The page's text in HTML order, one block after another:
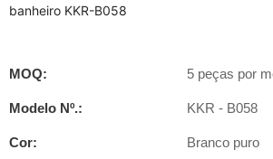
banheiro KKR-B058
MOQ: 5 peças por
Modelo Nº.: KKR - B058
Cor: Branco puro